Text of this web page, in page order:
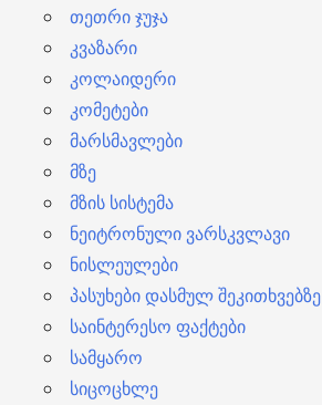
თეთრი ჯუჯა
კვაზარი
კოლაიდერი
კომეტები
მარსმავლები
მზე
მზის სისტემა
ნეიტრონული ვარსკვლავი
ნისლეულები
პასუხები დასმულ შეკითხვებზე
საინტერესო ფაქტები
სამყარო
სიცოცხლე